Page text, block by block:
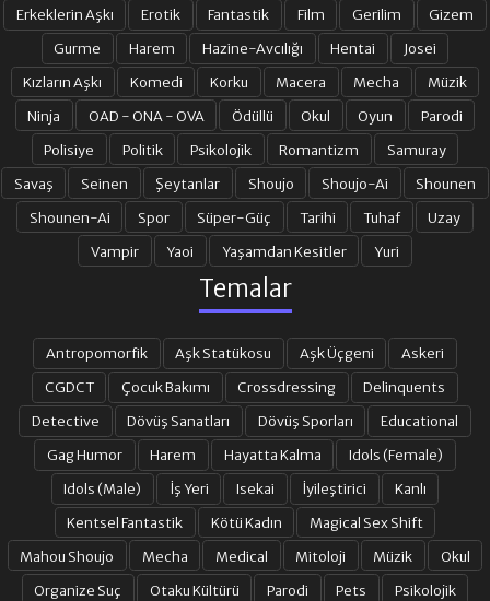
17. BÖLÜM 18. BÖLÜM
Erkeklerin Aşkı Erotik Fantastik Film Gerilim
Gizem
Gurme
Harem Hazine-Avcılığı Hentai
Josei
Kızların Aşkı
Komedi Korku Macera Mecha
Müzik
Ninja
OAD - ONA - OVA Ödüllü Okul Oyun
Parodi
Polisiye
Politik Psikolojik Romantizm
Samuray
Savaş
Seinen Şeytanlar Shoujo Shoujo-Ai
Shounen
Shounen-Ai
Spor Süper-Güç Tarihi Tuhaf
Uzay
Vampir
Yaoi Yaşamdan Kesitler Yuri
Temalar
Antropomorfik Aşk Statükosu Aşk Üçgeni
Askeri
CGDCT
Çocuk Bakımı Crossdressing
Delinquents
Detective
Dövüş Sanatları Dövüş Sporları
Educational
Gag Humor
Harem Hayatta Kalma
Idols (Female)
Idols (Male)
İş Yeri Isekai İyileştirici
Kanlı
Kentsel Fantastik
Kötü Kadın
Magical Sex Shift
Mahou Shoujo
Mecha Medical Mitoloji Müzik
Okul
Organize Suç
Otaku Kültürü Parodi Pets
Psikolojik